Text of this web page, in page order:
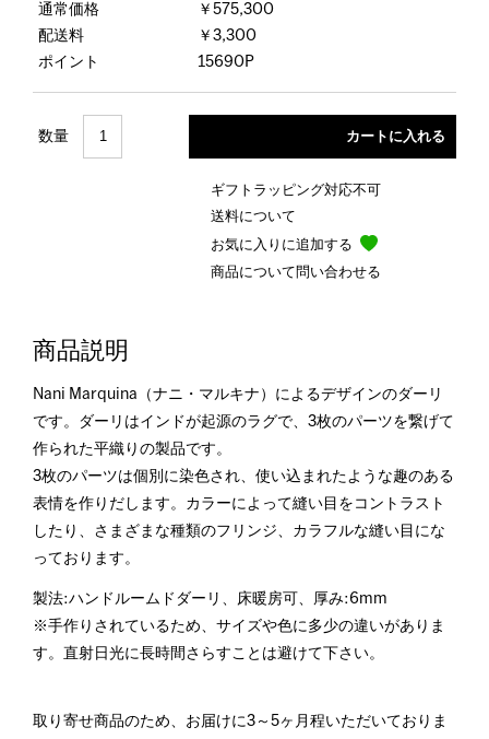
通常価格
￥575,300
配送料
￥3,300
ポイント
15690P
数量
ギフトラッピング対応不可
送料について
お気に入りに追加する
商品について問い合わせる
商品説明
Nani Marquina（ナニ・マルキナ）によるデザインのダーリ
です。ダーリはインドが起源のラグで、3枚のパーツを繋げて
作られた平織りの製品です。
3枚のパーツは個別に染色され、使い込まれたような趣のある
表情を作りだします。カラーによって縫い目をコントラスト
したり、さまざまな種類のフリンジ、カラフルな縫い目にな
っております。
製法:ハンドルームドダーリ、床暖房可、厚み:6mm
※手作りされているため、サイズや色に多少の違いがありま
す。直射日光に長時間さらすことは避けて下さい。
取り寄せ商品のため、お届けに3～5ヶ月程いただいておりま